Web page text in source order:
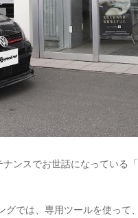
ンスでお世話になっている「
では、専用ツールを使って